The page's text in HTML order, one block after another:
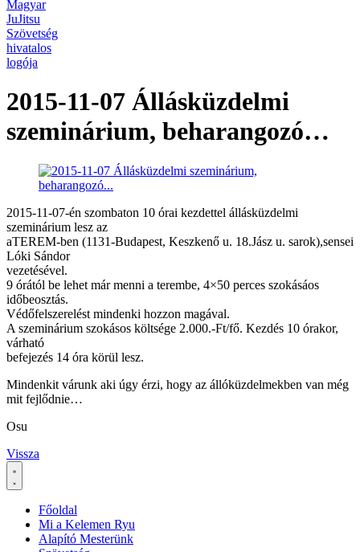
2015-11-07 Állásküzdelmi
szeminárium, beharangozó…
2015-11-07-én szombaton 10 órai kezdettel állásküzdelmi
szeminárium lesz az
aTEREM-ben (1131-Budapest, Keszkenő u. 18.Jász u. sarok),sensei
Lóki Sándor
vezetésével.
9 órától be lehet már menni a terembe, 4×50 perces szokásáos
időbeosztás.
Védőfelszerelést mindenki hozzon magával.
A szeminárium szokásos költsége 2.000.-Ft/fő. Kezdés 10 órakor,
várható
befejezés 14 óra körül lesz.
Mindenkit várunk aki úgy érzi, hogy az állóküzdelmekben van még
mit fejlődnie…
Osu
Vissza
Főoldal
Mi a Kelemen Ryu
Alapító Mesterünk